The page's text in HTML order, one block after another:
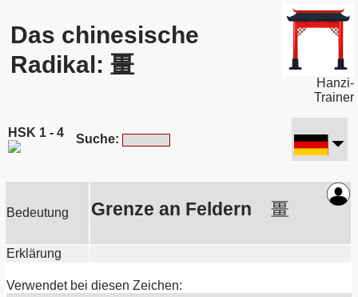
Das chinesische
Radikal: 畺
Hanzi-
Trainer
HSK 1 - 4 Suche:
Bedeutung Grenze an Feldern 畺
Erklärung
Verwendet bei diesen Zeichen: